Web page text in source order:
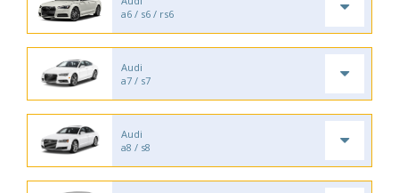
a6 / s6 / rs6
Audi
a7 / s7
Audi
a8 / s8